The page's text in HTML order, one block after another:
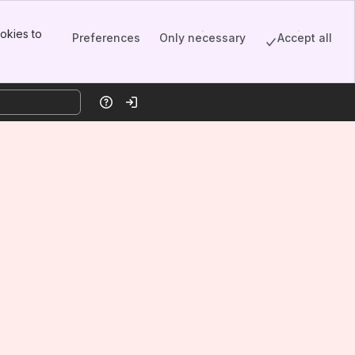
to
Preferences Only necessary Accept all
HelpLog in